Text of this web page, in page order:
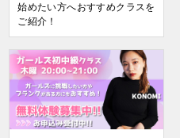
始めたい方へおすすめクラスを
ご紹介！